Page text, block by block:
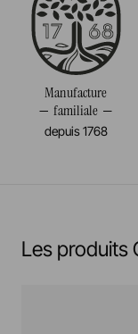
Passe au micro-onde
Résiste au
(-20°c)
Pas de cuisson à
Diamètre
Poids
Manufacture
familiale
depuis 1768
Les produits